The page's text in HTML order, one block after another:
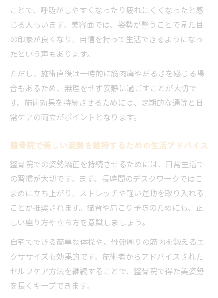
ことで、呼吸がしやすくなったり疲れにくくなったと感
じる人もいます。美容面では、姿勢が整うことで見た目
の印象が良くなり、自信を持って生活できるようになっ
たという声もあります。
ただし、施術直後は一時的に筋肉痛やだるさを感じる場
合もあるため、無理をせず安静に過ごすことが大切で
す。施術効果を持続させるためには、定期的な通院と日
常ケアの両立がポイントとなります。
整骨院で美しい姿勢を維持するための生活アドバイス
整骨院での姿勢矯正を持続させるためには、日常生活で
の習慣が大切です。まず、長時間のデスクワークではこ
まめに立ち上がり、ストレッチや軽い運動を取り入れる
ことが推奨されます。猫背や肩こり予防のためにも、正
しい座り方や立ち方を意識しましょう。
自宅でできる簡単な体操や、骨盤周りの筋肉を鍛えるエ
クササイズも効果的です。施術者からアドバイスされた
セルフケア方法を継続することで、整骨院で得た美姿勢
を長くキープできます。